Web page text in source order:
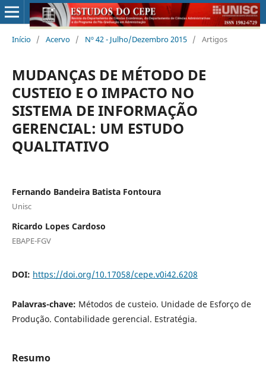
Início / Acervo / Nº 42 - Julho/Dezembro 2015 / Artigos
MUDANÇAS DE MÉTODO DE
CUSTEIO E O IMPACTO NO
SISTEMA DE INFORMAÇÃO
GERENCIAL: UM ESTUDO
QUALITATIVO
Fernando Bandeira Batista Fontoura
Unisc
Ricardo Lopes Cardoso
EBAPE-FGV
DOI: https://doi.org/10.17058/cepe.v0i42.6208
Palavras-chave: Métodos de custeio. Unidade de Esforço de
Produção. Contabilidade gerencial. Estratégia.
Resumo